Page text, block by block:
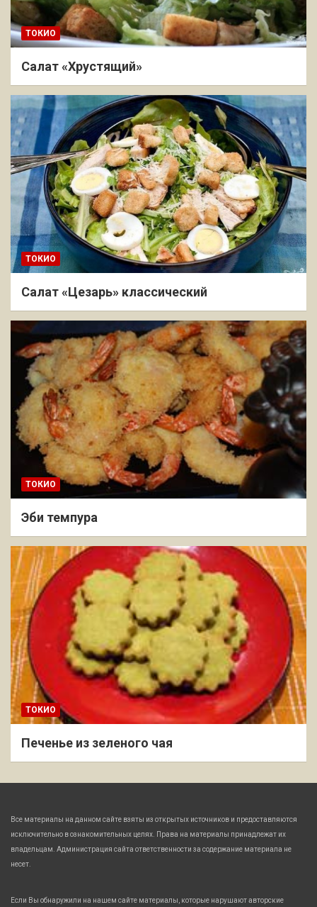
ТОКИО
Салат «Хрустящий»
ТОКИО
Салат «Цезарь» классический
ТОКИО
Эби темпура
ТОКИО
Печенье из зеленого чая
Все материалы на данном сайте взяты из открытых источников и предоставляются
исключительно в ознакомительных целях. Права на материалы принадлежат их
владельцам. Администрация сайта ответственности за содержание материала не
несет.
Если Вы обнаружили на нашем сайте материалы, которые нарушают авторские